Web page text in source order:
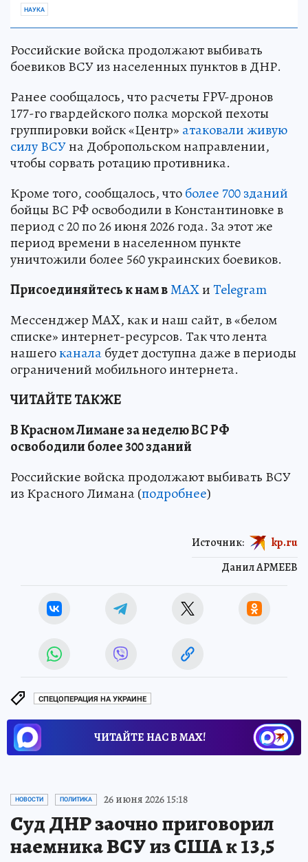
НАУКА
Российские войска продолжают выбивать
боевиков ВСУ из населенных пунктов в ДНР.
Ранее сообщалось, что расчеты FPV-дронов
177-го гвардейского полка морской пехоты
группировки войск «Центр» атаковали живую
силу ВСУна Добропольском направлении,
чтобы сорвать ротацию противника.
Кроме того, сообщалось, чтоболее 700 зданий
бойцы ВС РФ освободили в Константиновке в
период с 20 по 26 июня 2026 года. За этот же
период времени в населенном пункте
уничтожили более 560 украинских боевиков.
Присоединяйтесь к нам вMAXиTelegram
Мессенджер MAX, как и наш сайт, в «белом
списке» интернет-ресурсов. Так что лента
нашегоканалабудет доступна даже в периоды
ограничений мобильного интернета.
ЧИТАЙТЕ ТАКЖЕ
В Красном Лимане за неделю ВС РФ
освободили более 300 зданий
Российские войска продолжают выбивать ВСУ
из Красного Лимана (подробнее)
Данил АРМЕЕВ
Источник: kp.ru
СПЕЦОПЕРАЦИЯ НА УКРАИНЕ
ЧИТАЙТЕ НАС В МАХ!
НОВОСТИ ПОЛИТИКА 26 июня 2026 15:18
Суд ДНР заочно приговорил
наемника ВСУ из США к 13,5